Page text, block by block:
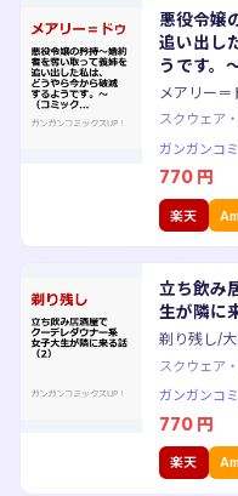
悪役令嬢
追い出し
うです。
メアリー
スクウェア
ガンガンコ
770 円
楽天
立ち飲み
生が隣に
剃り残し/
スクウェア
ガンガンコ
770 円
楽天